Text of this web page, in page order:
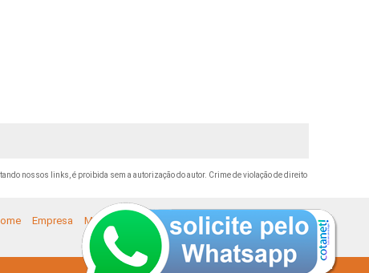
nossos links, é proibida sem a autorização do autor. Crime de violação de direito
Empresa Missão Serviços Contato Mapa do site